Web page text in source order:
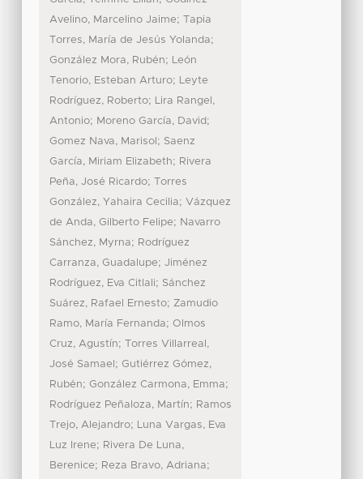
Avelino, Marcelino Jaime; Tapia
Torres, María de Jesús Yolanda;
González Mora, Rubén; León
Tenorio, Esteban Arturo; Leyte
Rodríguez, Roberto; Lira Rangel,
Antonio; Moreno García, David;
Gomez Nava, Marisol ; Saenz
García, Miriam Elizabeth; Rivera
Peña, José Ricardo; Torres
González, Yahaira Cecilia; Vázquez
de Anda, Gilberto Felipe; Navarro
Sánchez, Myrna; Rodríguez
Carranza, Guadalupe; Jiménez
Rodríguez, Eva Citlali; Sánchez
Suárez, Rafael Ernesto; Zamudio
Ramo, María Fernanda; Olmos
Cruz, Agustín; Torres Villarreal,
José Samael ; Gutiérrez Gómez,
Rubén; González Carmona, Emma;
Rodríguez Peñaloza, Martín; Ramos
Trejo, Alejandro; Luna Vargas, Eva
Luz Irene; Rivera De Luna,
Berenice; Reza Bravo, Adriana;